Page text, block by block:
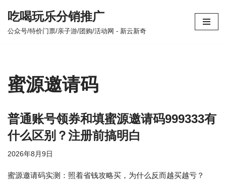
跳
吃喝玩乐分销推广
公众号/特价门票/亲子游/团购/活动网 - 新云新奇
蜜源邀请码
普通账号领券和填蜜源邀请码999333有
什么区别？注册前搞明白
2026年8月9日
蜜源邀请码实测：照着省钱攻略买，为什么反而越买越亏？